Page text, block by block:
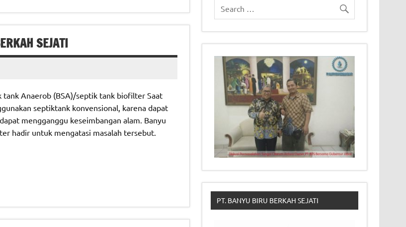
SEJATI
Anaerob (BSA)/septik tank biofilter Saat
septiktank konvensional, karena dapat
mengganggu keseimbangan alam. Banyu
hadir untuk mengatasi masalah tersebut.
PT. BANYU BIRU BERKAH SEJATI